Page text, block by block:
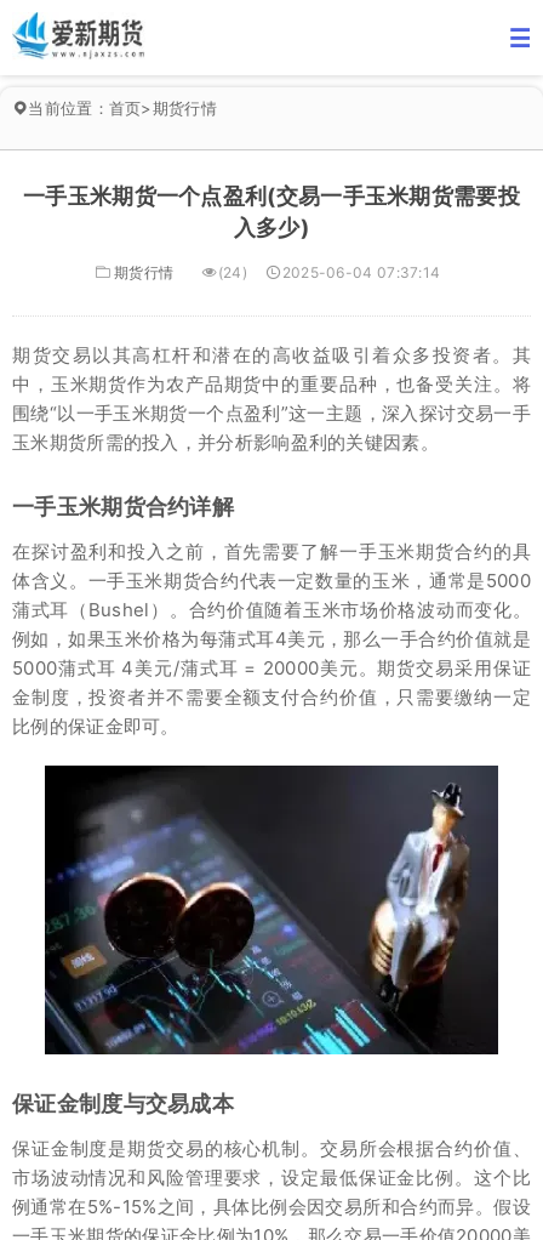
当前位置： 首页>期货行情
一手玉米期货一个点盈利(交易一手玉米期货需要投
入多少)
期货行情 (24) 2025-06-04 07:37:14
期货交易以其高杠杆和潜在的高收益吸引着众多投资者。其
中，玉米期货作为农产品期货中的重要品种，也备受关注。将
围绕“以一手玉米期货一个点盈利”这一主题，深入探讨交易一手
玉米期货所需的投入，并分析影响盈利的关键因素。
一手玉米期货合约详解
在探讨盈利和投入之前，首先需要了解一手玉米期货合约的具
体含义。一手玉米期货合约代表一定数量的玉米，通常是5000
蒲式耳（Bushel）。合约价值随着玉米市场价格波动而变化。
例如，如果玉米价格为每蒲式耳4美元，那么一手合约价值就是
5000蒲式耳 4美元/蒲式耳 = 20000美元。期货交易采用保证
金制度，投资者并不需要全额支付合约价值，只需要缴纳一定
比例的保证金即可。
保证金制度与交易成本
保证金制度是期货交易的核心机制。交易所会根据合约价值、
市场波动情况和风险管理要求，设定最低保证金比例。这个比
例通常在5%-15%之间，具体比例会因交易所和合约而异。假设